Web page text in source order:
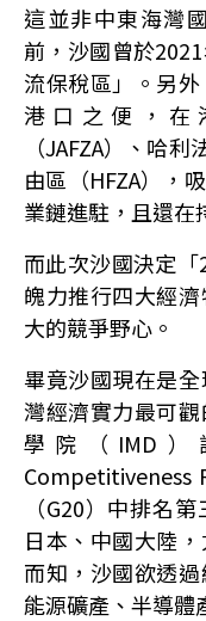
這並非中東海灣
前，沙國曾於
流保稅區」。另
港口之便，在
（JAFZA）、哈
由區（HFZA），
業鏈進駐，且還在
而此次沙國決定
魄力推行四大經
大的競爭野心。
畢竟沙國現在是
灣經濟實力最可
學院（IMD）
Competitiveness
（G20）中排名
日本、中國大陸
而知，沙國欲透
能源礦產、半導體